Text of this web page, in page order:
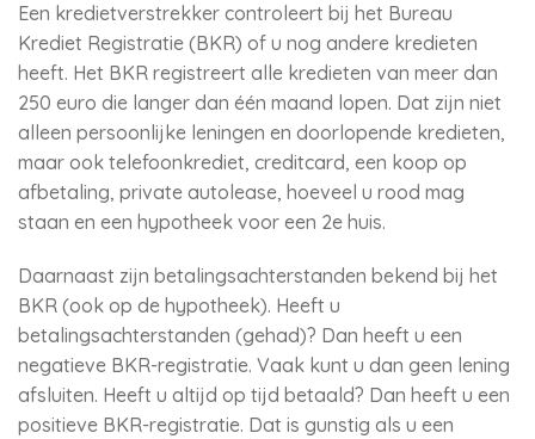
Een kredietverstrekker controleert bij het Bureau
Krediet Registratie (BKR) of u nog andere kredieten
heeft. Het BKR registreert alle kredieten van meer dan
250 euro die langer dan één maand lopen. Dat zijn niet
alleen persoonlijke leningen en doorlopende kredieten,
maar ook telefoonkrediet, creditcard, een koop op
afbetaling, private autolease, hoeveel u rood mag
staan en een hypotheek voor een 2e huis.
Daarnaast zijn betalingsachterstanden bekend bij het
BKR (ook op de hypotheek). Heeft u
betalingsachterstanden (gehad)? Dan heeft u een
negatieve BKR-registratie. Vaak kunt u dan geen lening
afsluiten. Heeft u altijd op tijd betaald? Dan heeft u een
positieve BKR-registratie. Dat is gunstig als u een